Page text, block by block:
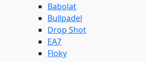
Babolat
Bullpadel
Drop Shot
EA7
Floky